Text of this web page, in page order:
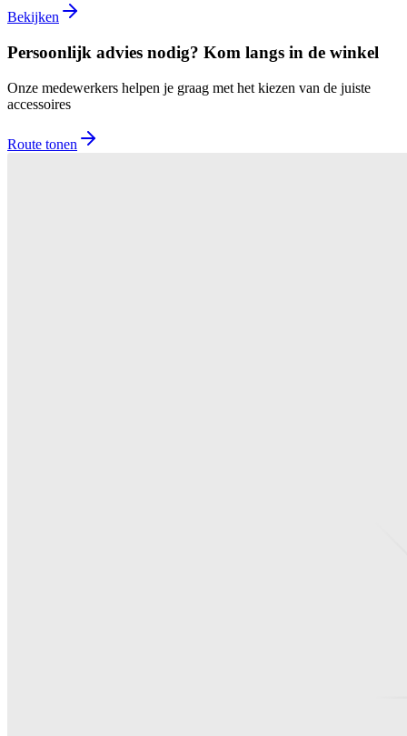
Bekijken
Persoonlijk advies nodig? Kom langs in de winkel
Onze medewerkers helpen je graag met het kiezen van de juiste
accessoires
Route tonen